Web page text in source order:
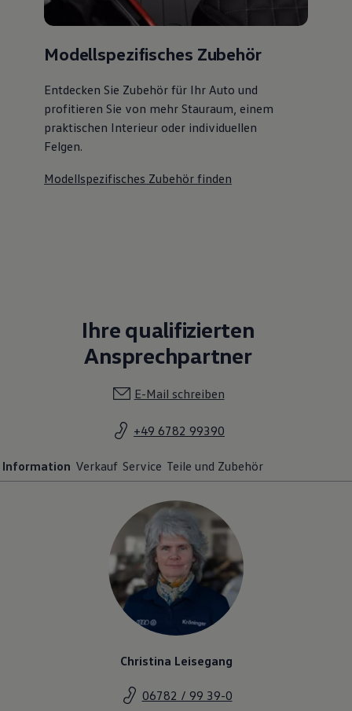
Modellspezifisches Zubehör
Entdecken Sie Zubehör für Ihr Auto und
profitieren Sie von mehr Stauraum, einem
praktischen Interieur oder individuellen
Felgen.
Modellspezifisches Zubehör finden
Ihre qualifizierten
Ansprechpartner
E-Mail schreiben
+49 6782 99390
Information Verkauf Service Teile und Zubehör
Christina Leisegang
06782 / 99 39-0